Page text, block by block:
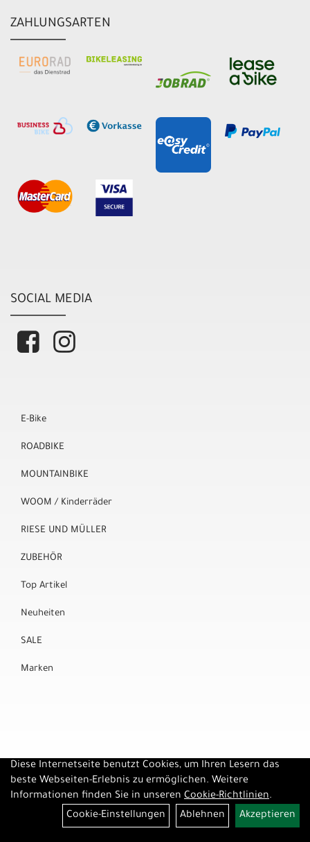
ZAHLUNGSARTEN
SOCIAL MEDIA
E-Bike
ROADBIKE
MOUNTAINBIKE
WOOM / Kinderräder
RIESE UND MÜLLER
ZUBEHÖR
Top Artikel
Neuheiten
SALE
Marken
Diese Internetseite benutzt Cookies, um Ihren Lesern das
beste Webseiten-Erlebnis zu ermöglichen. Weitere
Informationen finden Sie in unseren Cookie-Richtlinien.
Cookie-Einstellungen
Ablehnen Akzeptieren